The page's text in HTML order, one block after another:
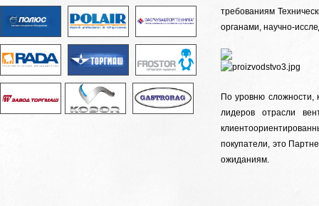
требованиям
органами, научно-
По уровню сложности,
лидеров отрасли
покупатели, это
ожиданиям.